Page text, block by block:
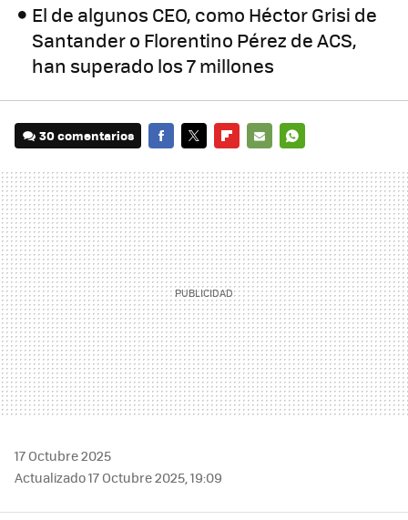
El de algunos CEO, como Héctor Grisi de
Santander o Florentino Pérez de ACS,
han superado los 7 millones
30 comentarios
MAIL
17 Octubre 2025
Actualizado 17 Octubre 2025, 19:09